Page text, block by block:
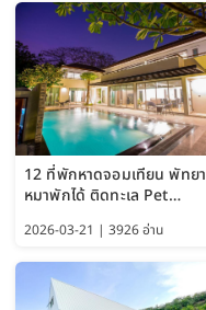
12 ที่พักหาดจอมเทียน พัทยา
หมาพักได้ ติดทะเล Pet
พักได้ อัปเดต 2569
2026-03-21 | 3926 อ่าน